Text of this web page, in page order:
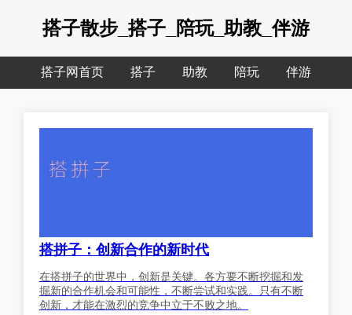
搭子散步_搭子_陪玩_助教_伴游
搭子网首页 搭子 助教 陪玩 伴游
搭拼子：创新合作的新时代
在搭拼子的世界中，创新是关键。各方要不断挖掘和发
掘新的合作机会和可能性，不断尝试和实践。只有不断
创新，才能在激烈的竞争中立于不败之地。